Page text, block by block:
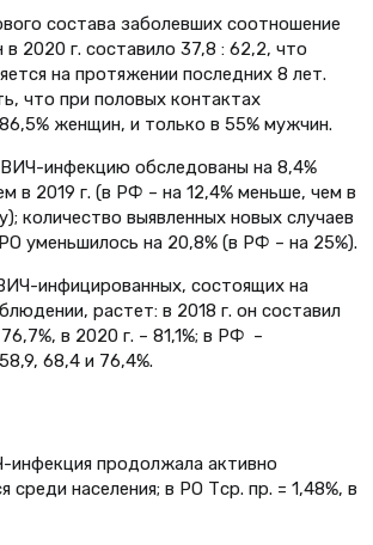
состава заболевших соотношение
2020 г. составило 37,8 : 62,2, что
на протяжении последних 8 лет.
что при половых контактах
женщин, и только в 55% мужчин.
инфекцию обследованы на 8,4%
в 2019 г. (в РФ – на 12,4% меньше, чем в
количество выявленных новых случаев
уменьшилось на 20,8% (в РФ – на 25%).
инфицированных, состоящих на
растет: в 2018 г. он составил
в 2020 г. – 81,1%; в РФ –
68,4 и 76,4%.
инфекция продолжала активно
среди населения; в РО Тср. пр. = 1,48%, в